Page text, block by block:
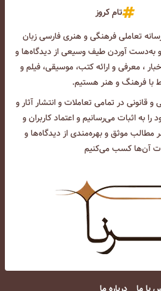
تام کروز
تعاملی فرهنگی و هنری فارسی زبان
آوردن طیف وسیعی از دیدگاه‌ها و
، معرفی و ارائه کتب، موسیقی، فیلم و
با فرهنگ و هنر هستیم.
و قانونی در تمامی تعاملات و انتشار آثار و
را به اثبات می‌رسانیم و اعتماد کاربران و
مطالب موثق و بهره‌مندی از دیدگاه‌ها و
آن‌ها کسب می‌کنیم